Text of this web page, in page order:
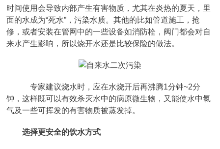
时间使用会导致内部产生有害物质，尤其在炎热的夏天，里
面的水成为“死水”，污染水质。其他的比如管道施工，抢
修，或者安装在管网中的一些设备如消防栓，阀门都会对自
来水产生影响，所以烧开水还是比较保险的做法。
专家建议烧水时，应在水烧开后再沸腾1分钟~2分
钟，这样既可以有效杀灭水中的病原微生物，又能使水中氯
气及一些可挥发的有害物质被蒸发掉。
选择更安全的饮水方式